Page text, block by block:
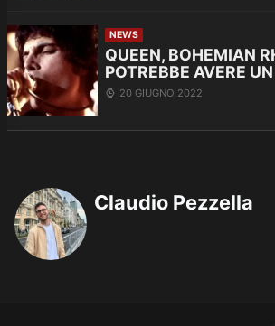
NEWS
QUEEN, BOHEMIAN
POTREBBE AVERE
20 GIUGNO 2022
Claudio Pezzella